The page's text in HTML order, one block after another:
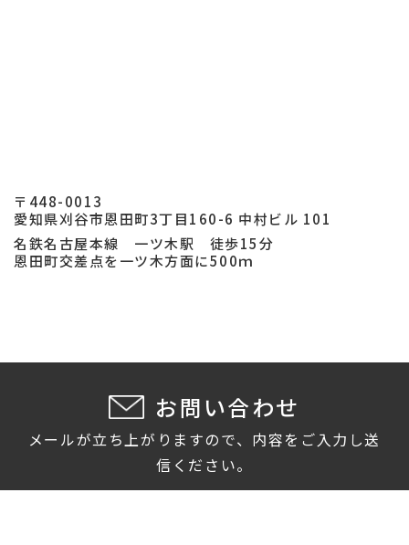
〒448-0013
愛知県刈谷市恩田町3丁目160-6 中村ビル 101
名鉄名古屋本線 一ツ木駅 徒歩15分
恩田町交差点を一ツ木方面に500ｍ
お問い合わせ
メールが立ち上がりますので、内容をご入力し送
信ください。